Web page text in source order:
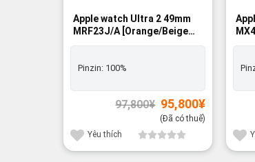
Apple watch Ultra 2 49mm
MRF23J/A [Orange/Beige
Trail Loop M/L]
Pinzin: 100%
97,800¥ Giá
gốc
là:
97,800¥.
95,800¥Giá
95,800¥.
(Đã có thuế)
Yêu thích